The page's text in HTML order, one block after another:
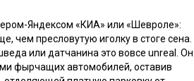
Яндексом «КИА» или «Шевроле»:
чем пресловутую иголку в стоге сена.
или датчанина это вовсе unreal. Он
фырчащих автомобилей, оставив